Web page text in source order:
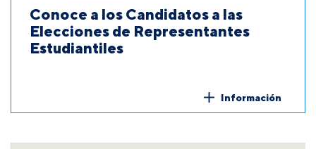
Conoce a los Candidatos a las
Elecciones de Representantes
Estudiantiles
Información